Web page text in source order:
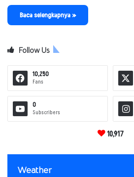
Baca selengkapnya »
Follow Us
10,250
Fans
0
Subscribers
10,917
Weather